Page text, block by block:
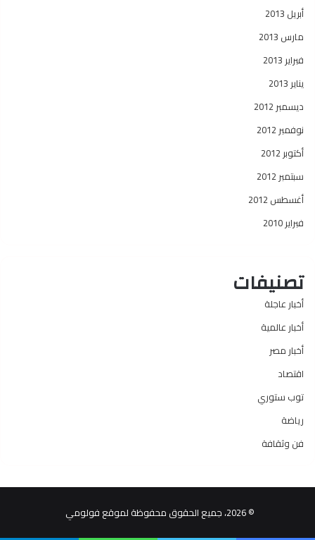
أبريل 2013
مارس 2013
فبراير 2013
يناير 2013
ديسمبر 2012
نوفمبر 2012
أكتوبر 2012
سبتمبر 2012
أغسطس 2012
فبراير 2010
تصنيفات
أخبار عاجلة
أخبار عالمية
أخبار مصر
اقتصاد
توب ستوري
رياضة
فن وثقافة
© 2026، جميع الحقوق محفوظة لموقع فولومي